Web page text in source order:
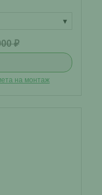
▾
₽
на монтаж